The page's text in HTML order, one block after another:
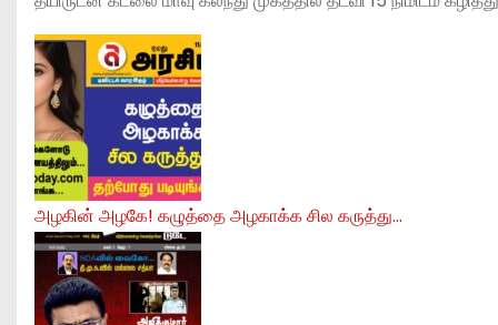
அழகின் அழகே! கழுத்தை அழகாக்க சில கருத்து…